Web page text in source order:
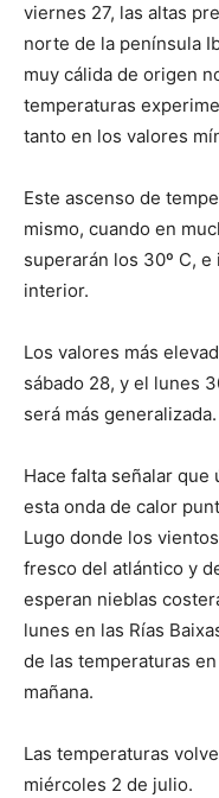
viernes 27, las altas
norte de la península
muy cálida de origen
temperaturas
tanto en los valores
Este ascenso de
mismo, cuando en
superarán los 30º C,
interior.
Los valores más
sábado 28, y el lunes
será más generalizada.
Hace falta señalar
esta onda de calor
Lugo donde los
fresco del atlántico y
esperan nieblas
lunes en las Rías
de las temperaturas
mañana.
Las temperaturas
miércoles 2 de julio.